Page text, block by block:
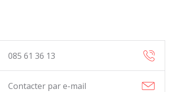
085 61 36 13
Contacter par e-mail